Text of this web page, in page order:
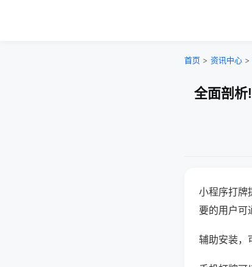
首页 > 资讯中心 >
全面剖析
小程序打牌
要的用户可
辅助安装，